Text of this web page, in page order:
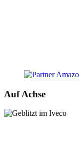
Auf Achse